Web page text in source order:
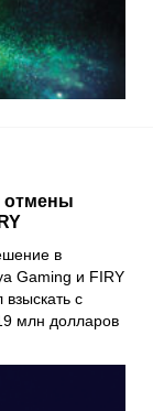
отмены
в
Gaming и FIRY
с
млн долларов